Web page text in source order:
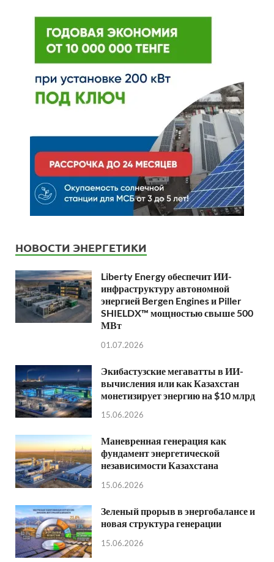
НОВОСТИ ЭНЕРГЕТИКИ
Liberty Energy обеспечит ИИ-
инфраструктуру автономной
энергией Bergen Engines и Piller
SHIELDX™ мощностью свыше 500
МВт
01.07.2026
Экибастузские мегаватты в ИИ-
вычисления или как Казахстан
монетизирует энергию на $10 млрд
15.06.2026
Маневренная генерация как
фундамент энергетической
независимости Казахстана
15.06.2026
Зеленый прорыв в энергобалансе и
новая структура генерации
15.06.2026